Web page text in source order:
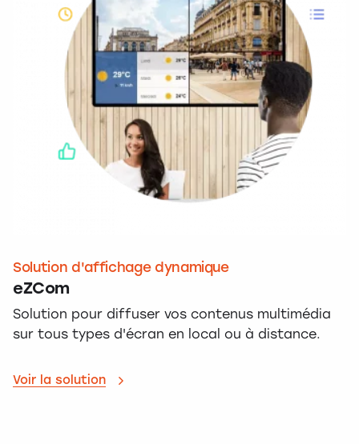
Solution d'affichage dynamique
eZCom
Solution pour diffuser vos contenus multimédia
sur tous types d'écran en local ou à distance.
Voir la solution